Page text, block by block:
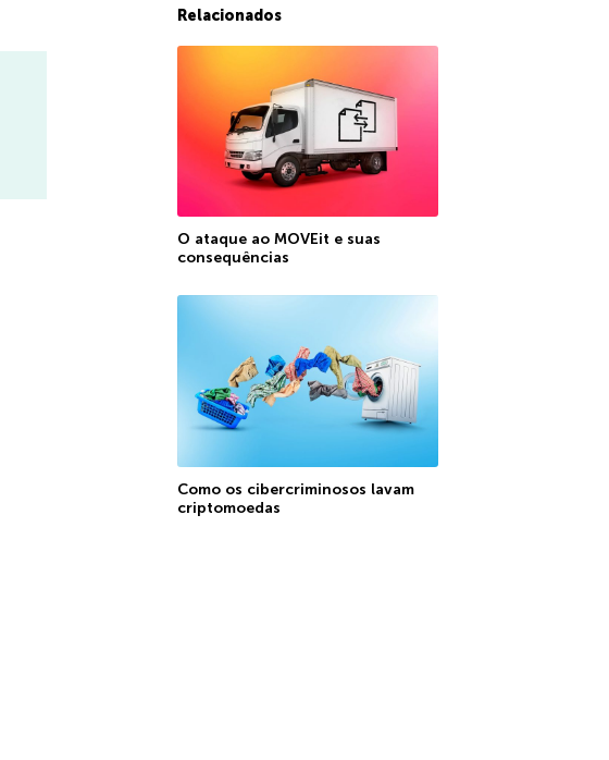
Relacionados
O ataque ao MOVEit e suas
consequências
Como os cibercriminosos lavam
criptomoedas